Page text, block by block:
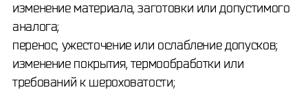
изменение материала, заготовки или допустимого
аналога;
перенос, ужесточение или ослабление допусков;
изменение покрытия, термообработки или
требований к шероховатости;